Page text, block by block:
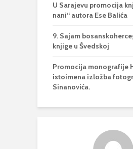
U Sarajevu promocija
nani“ autora Ese Balića
9. Sajam
knjige u Švedskoj
Promocija monografije
istoimena izložba
Sinanovića.